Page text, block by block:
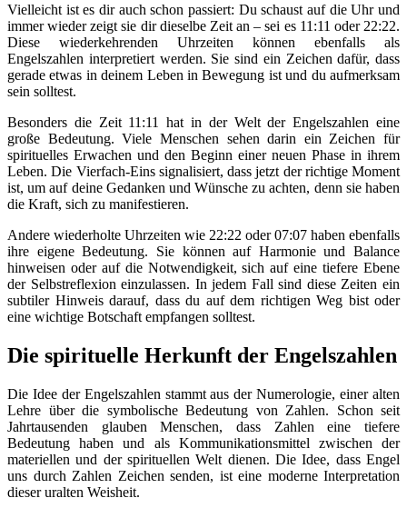
Vielleicht ist es dir auch schon passiert: Du schaust auf die Uhr und
immer wieder zeigt sie dir dieselbe Zeit an – sei es 11:11 oder 22:22.
Diese wiederkehrenden Uhrzeiten können ebenfalls als
Engelszahlen interpretiert werden. Sie sind ein Zeichen dafür, dass
gerade etwas in deinem Leben in Bewegung ist und du aufmerksam
sein solltest.
Besonders die Zeit 11:11 hat in der Welt der Engelszahlen eine
große Bedeutung. Viele Menschen sehen darin ein Zeichen für
spirituelles Erwachen und den Beginn einer neuen Phase in ihrem
Leben. Die Vierfach-Eins signalisiert, dass jetzt der richtige Moment
ist, um auf deine Gedanken und Wünsche zu achten, denn sie haben
die Kraft, sich zu manifestieren.
Andere wiederholte Uhrzeiten wie 22:22 oder 07:07 haben ebenfalls
ihre eigene Bedeutung. Sie können auf Harmonie und Balance
hinweisen oder auf die Notwendigkeit, sich auf eine tiefere Ebene
der Selbstreflexion einzulassen. In jedem Fall sind diese Zeiten ein
subtiler Hinweis darauf, dass du auf dem richtigen Weg bist oder
eine wichtige Botschaft empfangen solltest.
Die spirituelle Herkunft der Engelszahlen
Die Idee der Engelszahlen stammt aus der Numerologie, einer alten
Lehre über die symbolische Bedeutung von Zahlen. Schon seit
Jahrtausenden glauben Menschen, dass Zahlen eine tiefere
Bedeutung haben und als Kommunikationsmittel zwischen der
materiellen und der spirituellen Welt dienen. Die Idee, dass Engel
uns durch Zahlen Zeichen senden, ist eine moderne Interpretation
dieser uralten Weisheit.